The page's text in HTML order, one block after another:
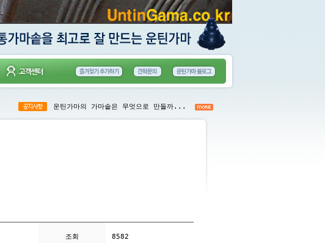
운틴가마의 가마솥은 무엇으로 만들까...
조회 8582